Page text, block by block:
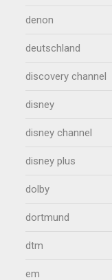
denon
deutschland
discovery channel
disney
disney channel
disney plus
dolby
dortmund
dtm
em